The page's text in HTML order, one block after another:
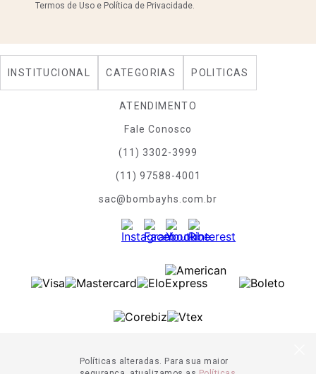
Políticas alteradas. Para sua maior
Termos de Uso e Política de Privacidade.
INSTITUCIONAL CATEGORIAS POLITICAS
ATENDIMENTO
Fale Conosco
(11) 3302-3999
(11) 97588-4001
sac@bombayhs.com.br